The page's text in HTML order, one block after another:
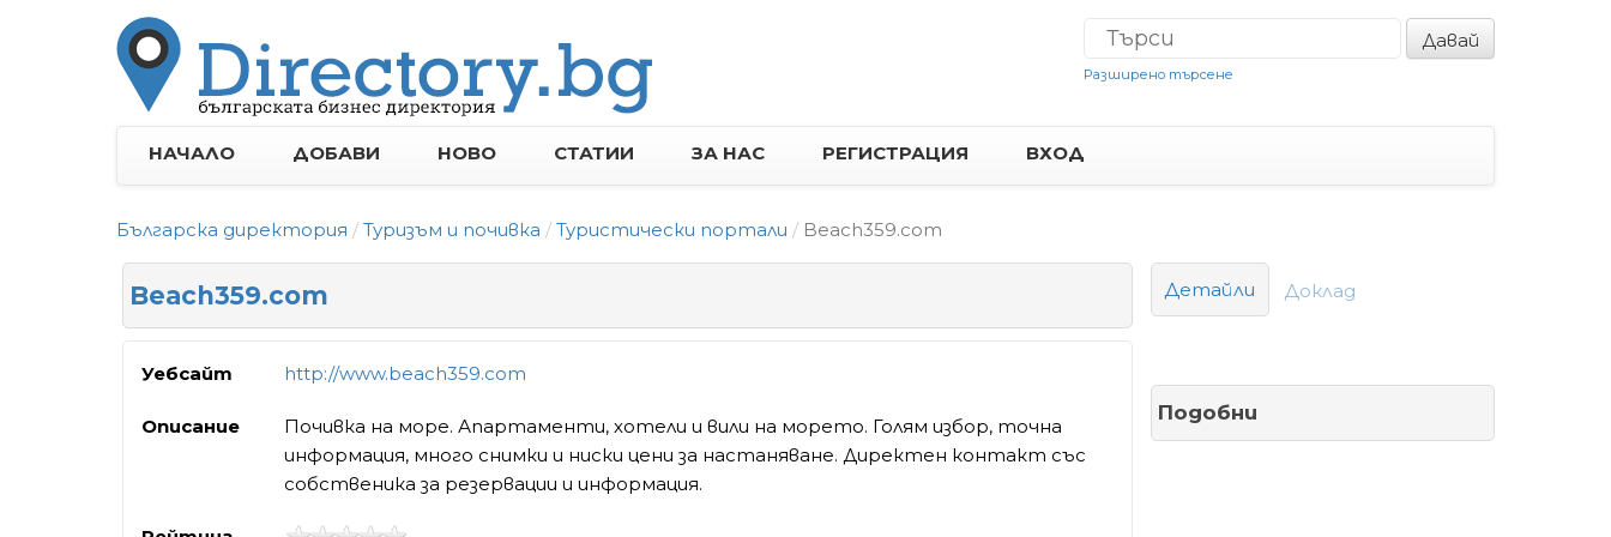
Давай
Разширено търсене
НАЧАЛО ДОБАВИ НОВО СТАТИИ ЗА НАС РЕГИСТРАЦИЯ ВХОД
Българска директория Туризъм и почивка Туристически портали Beach359.com
Beach359.com
Уебсайт http://www.beach359.com
Описание
Почивка на море. Апартаменти, хотели и вили на морето. Голям избор, точна
информация, много снимки и ниски цени за настаняване. Директен контакт със
собственика за резервации и информация.
Детайли Доклад
Подобни